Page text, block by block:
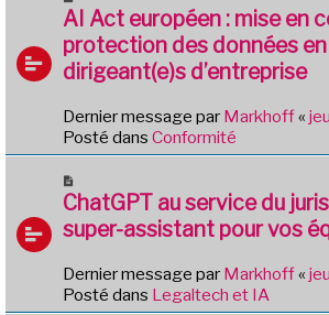
s
a
g
o
u
v
e
u
m
e
s
a
g
AI Act européen : mise en
protection des données
dirigeant(e)s d’entreprise
Dernier message par Markhoff«
Posté dans Conformité
o
u
v
a
u
ChatGPT au service du
super-assistant pour vos
Dernier message par Markhoff«
Posté dans Legaltech et IA